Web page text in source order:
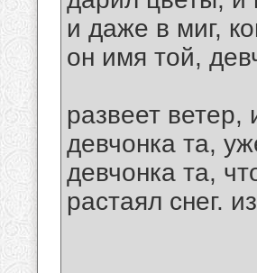
и даже в миг,
он имя той,
развеет
девчонка та,
девчонка та,
растаял снег.